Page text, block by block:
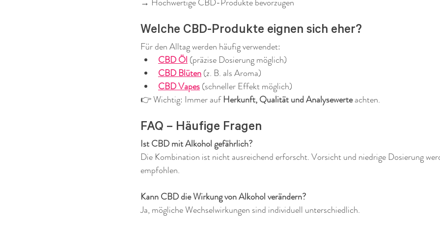
Welche CBD-Produkte eignen sich eher?
Für den Alltag werden häufig verwendet:
CBD Öl (präzise Dosierung möglich)
CBD Blüten (z. B. als Aroma)
CBD Vapes (schneller Effekt möglich)
👉 Wichtig: Immer auf Herkunft, Qualität und Analysewerte achten.
FAQ – Häufige Fragen
Ist CBD mit Alkohol gefährlich?
Die Kombination ist nicht ausreichend erforscht. Vorsicht und niedrige Dosierung
empfohlen.
Kann CBD die Wirkung von Alkohol verändern?
Ja, mögliche Wechselwirkungen sind individuell unterschiedlich.